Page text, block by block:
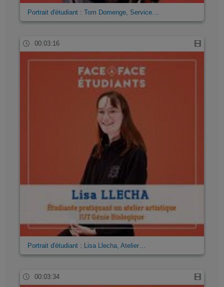
Portrait d'étudiant : Tom Domenge, Service…
00:03:16
Portrait d'étudiant : Lisa Llecha, Atelier…
00:03:34